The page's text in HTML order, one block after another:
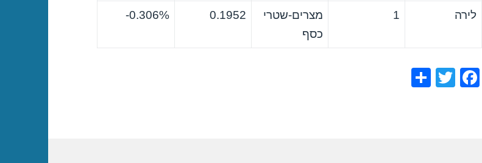
לירה 1
מצרים-שטרי
כסף
0.1952
0.306%-
F
T